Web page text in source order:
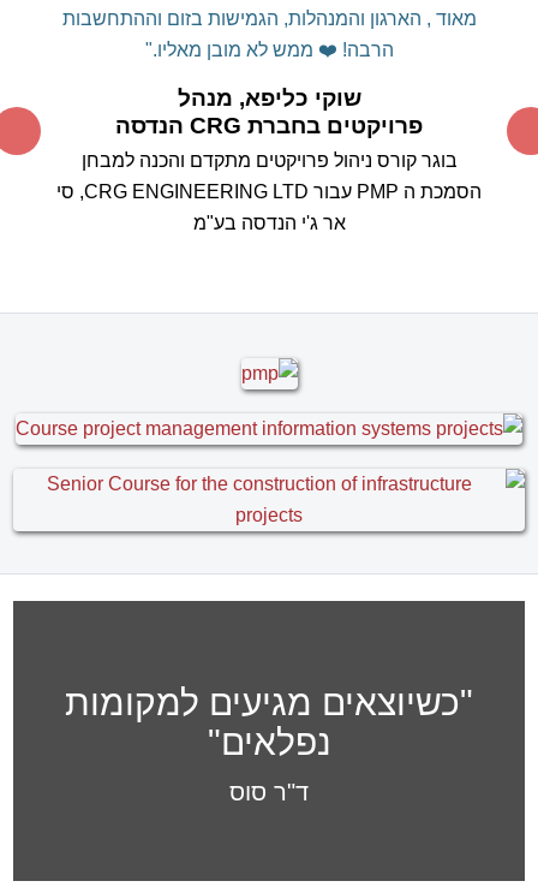
מאוד , הארגון והמנהלות, הגמישות בזום וההתחשבות
הרבה! ❤️ ממש לא מובן מאליו."
שוקי כליפא, מנהל
פרויקטים בחברת CRG הנדסה
בוגר קורס ניהול פרויקטים מתקדם והכנה למבחן
הסמכת ה PMP עבור CRG ENGINEERING LTD, סי
אר ג'י הנדסה בע"מ
"כשיוצאים מגיעים למקומות
נפלאים"
ד"ר סוס